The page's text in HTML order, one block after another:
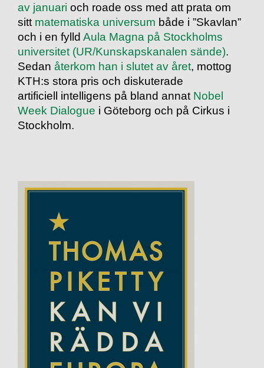
av januari och roade oss med att prata om
sitt matematiska universum både i ”Skavlan”
och i en fylld Aula Magna på Stockholms
universitet (UR/Kunskapskanalen sände).
Sedan återkom han i slutet av året, mottog
KTH:s stora pris och diskuterade
artificiell intelligens på bland annat Nobel
Week Dialogue i Göteborg och på Cirkus i
Stockholm.